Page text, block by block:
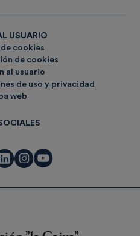
USUARIO
cookies
de cookies
al usuario
de uso y privacidad
web